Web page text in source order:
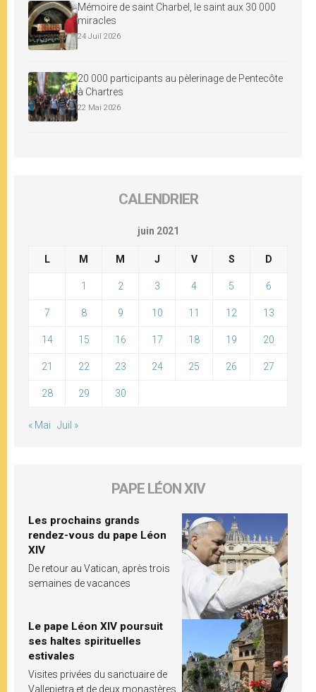
Mémoire de saint Charbel, le saint aux 30 000
miracles
24 Juil 2026
20 000 participants au pèlerinage de Pentecôte
à Chartres
22 Mai 2026
CALENDRIER
juin 2021
L M M J V S D
1 2 3 4 5 6
7 8 9 10 11 12 13
14 15 16 17 18 19 20
21 22 23 24 25 26 27
28 29 30
« Mai Juil »
PAPE LÉON XIV
Les prochains grands
rendez-vous du pape Léon
XIV
De retour au Vatican, après trois
semaines de vacances
Le pape Léon XIV poursuit
ses haltes spirituelles
estivales
Visites privées du sanctuaire de
Vallepietra et de deux monastères